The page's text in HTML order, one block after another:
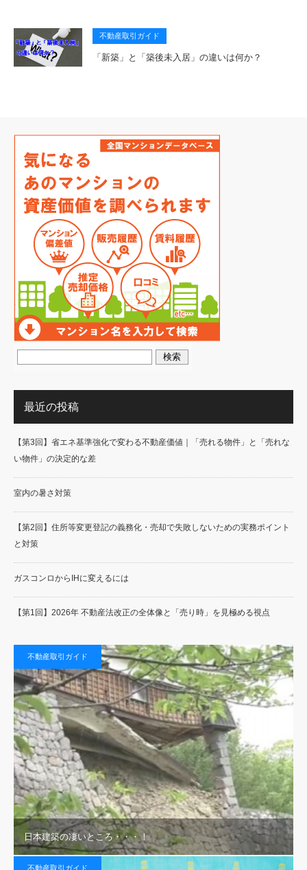
不動産取引ガイド
「新築」と「築後未入居」の違いは何か？
最近の投稿
【第3回】省エネ基準強化で変わる不動産価値｜「売れる物件」と「売れな
い物件」の決定的な差
室内の暑さ対策
【第2回】住所等変更登記の義務化・売却で失敗しないための実務ポイント
と対策
ガスコンロからIHに変えるには
【第1回】2026年 不動産法改正の全体像と「売り時」を見極める視点
不動産取引ガイド
日本建築の凄いところ・・・！
不動産取引ガイド